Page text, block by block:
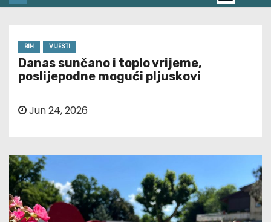
BIH VIJESTI
Danas sunčano i toplo vrijeme,
poslijepodne mogući pljuskovi
Jun 24, 2026